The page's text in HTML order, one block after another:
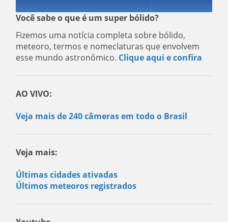
Você sabe o que é um super bólido?
Fizemos uma notícia completa sobre bólido,
meteoro, termos e nomeclaturas que envolvem
esse mundo astronômico. Clique aqui e confira
AO VIVO:
Veja mais de 240 câmeras em todo o Brasil
Veja mais:
Últimas cidades ativadas
Últimos meteoros registrados